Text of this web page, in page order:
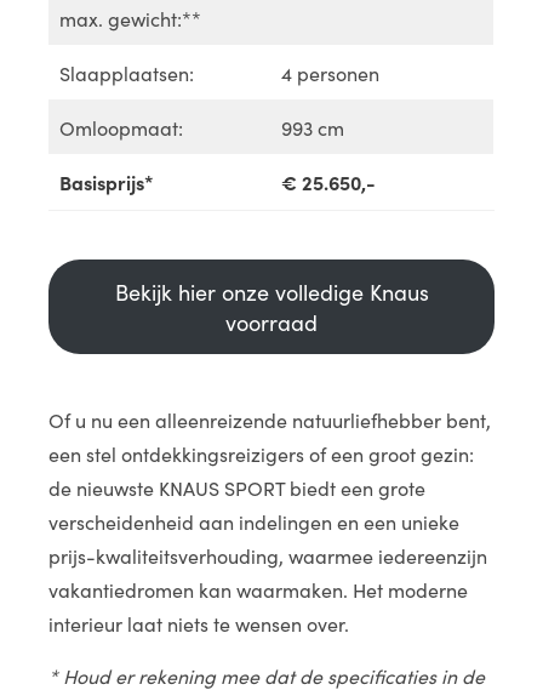
max. gewicht:**
Slaapplaatsen: 4 personen
Omloopmaat: 993 cm
Basisprijs* € 25.650,-
Bekijk hier onze volledige Knaus
voorraad
Of u nu een alleenreizende natuurliefhebber bent,
een stel ontdekkingsreizigers of een groot gezin:
de nieuwste KNAUS SPORT biedt een grote
verscheidenheid aan indelingen en een unieke
prijs-kwaliteitsverhouding, waarmee iedereenzijn
vakantiedromen kan waarmaken. Het moderne
interieur laat niets te wensen over.
* Houd er rekening mee dat de specificaties in de